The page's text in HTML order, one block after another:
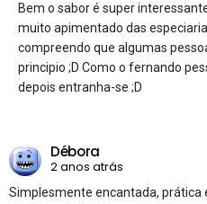
Bem o sabor é super
muito apimentado das
compreendo que algumas
principio ;D Como o fernando
depois entranha-se ;D
Débora
2 anos atrás
Simplesmente encantada, prática